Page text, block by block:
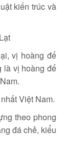
kiến trúc và
vị hoàng đế
là vị hoàng đế
Việt Nam.
theo phong
đá chẻ, kiểu